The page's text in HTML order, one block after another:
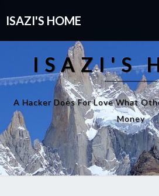
ISAZI'S HOME
ISAZI'S
A Hacker Does For Love What
Money